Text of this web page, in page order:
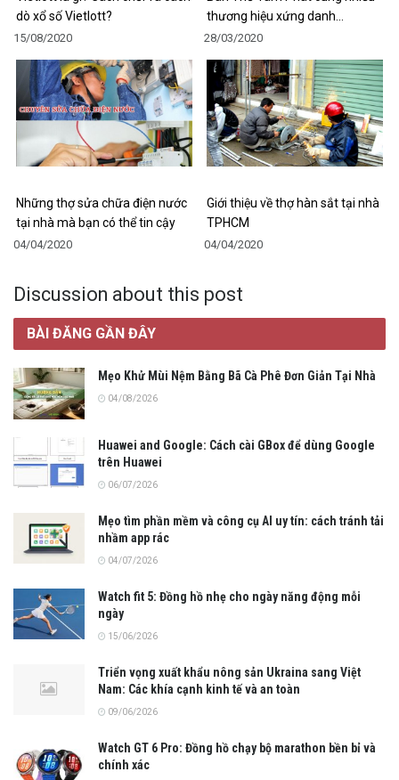
dò xổ số Vietlott?
15/08/2020
thương hiệu xứng danh…
28/03/2020
Những thợ sửa chữa điện nước
tại nhà mà bạn có thể tin cậy
04/04/2020
Giới thiệu về thợ hàn sắt tại nhà
TPHCM
04/04/2020
Discussion about this post
BÀI ĐĂNG GẦN ĐÂY
Mẹo Khử Mùi Nệm Bằng Bã Cà Phê Đơn Giản Tại Nhà
04/08/2026
Huawei and Google: Cách cài GBox để dùng Google
trên Huawei
06/07/2026
Mẹo tìm phần mềm và công cụ AI uy tín: cách tránh tải
nhầm app rác
04/07/2026
Watch fit 5: Đồng hồ nhẹ cho ngày năng động mỗi
ngày
15/06/2026
Triển vọng xuất khẩu nông sản Ukraina sang Việt
Nam: Các khía cạnh kinh tế và an toàn
09/06/2026
Watch GT 6 Pro: Đồng hồ chạy bộ marathon bền bỉ và
chính xác